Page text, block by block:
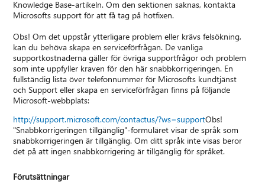
Knowledge Base-artikeln. Om den sektionen saknas, kontakta
Microsofts support för att få tag på hotfixen.
Obs! Om det uppstår ytterligare problem eller krävs felsökning,
kan du behöva skapa en serviceförfrågan. De vanliga
supportkostnaderna gäller för övriga supportfrågor och problem
som inte uppfyller kraven för den här snabbkorrigeringen. En
fullständig lista över telefonnummer för Microsofts kundtjänst
och Support eller skapa en serviceförfrågan finns på följande
Microsoft-webbplats:
http://support.microsoft.com/contactus/?ws=supportObs!
"Snabbkorrigeringen tillgänglig"-formuläret visar de språk som
snabbkorrigeringen är tillgänglig. Om ditt språk inte visas beror
det på att ingen snabbkorrigering är tillgänglig för språket.
Förutsättningar